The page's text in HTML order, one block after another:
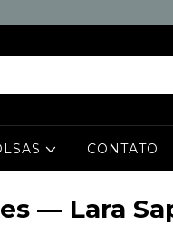
CONTATO
— Lara